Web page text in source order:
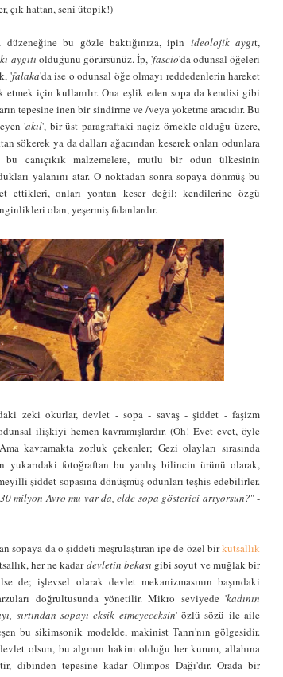
çık hattan, seni ütopik!)
bu gözle baktığınıza, ipin ideolojik aygıt,
aygıtı olduğunu görürsünüz. İp, 'fascio'da odunsal öğeleri
'falaka'da ise o odunsal öğe olmayı reddedenlerin hareket
için kullanılır. Ona eşlik eden sopa da kendisi gibi
tepesine inen bir sindirme ve /veya yoketme aracıdır. Bu
'akıl', bir üst paragraftaki naçiz örnekle olduğu üzere,
sökerek ya da dalları ağacından keserek onları odunlara
bu canıçıkık malzemelere, mutlu bir odun ülkesinin
yalanını atar. O noktadan sonra sopaya dönmüş bu
ettikleri, onları yontan keser değil; kendilerine özgü
olan, yeşermiş fidanlardır.
zeki okurlar, devlet - sopa - savaş - şiddet - faşizm
ilişkiyi hemen kavramışlardır. (Oh! Evet evet, öyle
kavramakta zorluk çekenler; Gezi olayları sırasında
yukarıdaki fotoğraftan bu yanlış bilincin ürünü olarak,
şiddet sopasına dönüşmüş odunları teşhis edebilirler.
milyon Avro mu var da, elde sopa gösterici arıyorsun?" -
sopaya da o şiddeti meşrulaştıran ipe de özel birkutsallık
her ne kadardevletin bekası gibi soyut ve muğlak bir
de; işlevsel olarak devlet mekanizmasının başındaki
doğrultusunda yönetilir. Mikro seviyede 'kadının
sırtından sopayı eksik etmeyeceksin' özlü sözü ile aile
bu sikimsonik modelde, makinist Tanrı'nın gölgesidir.
olsun, bu algının hakim olduğu her kurum, allahına
dibinden tepesine kadar Olimpos Dağı'dır. Orada bir